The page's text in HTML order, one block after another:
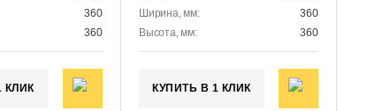
360
360
КЛИК
Ширина, мм:
360
Высота, мм:
360
КУПИТЬ В 1 КЛИК